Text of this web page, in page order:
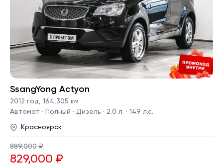
SsangYong Actyon
2012 год, 164,305 км
Автомат · Полный · Дизель · 2.0 л. · 149 л.с.
Красноярск
889,000 ₽
829,000 ₽